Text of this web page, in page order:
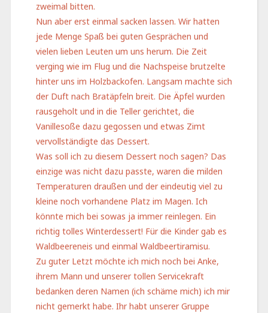
zweimal bitten.
Nun aber erst einmal sacken lassen. Wir hatten
jede Menge Spaß bei guten Gesprächen und
vielen lieben Leuten um uns herum. Die Zeit
verging wie im Flug und die Nachspeise brutzelte
hinter uns im Holzbackofen. Langsam machte sich
der Duft nach Bratäpfeln breit. Die Äpfel wurden
rausgeholt und in die Teller gerichtet, die
Vanillesoße dazu gegossen und etwas Zimt
vervollständigte das Dessert.
Was soll ich zu diesem Dessert noch sagen? Das
einzige was nicht dazu passte, waren die milden
Temperaturen draußen und der eindeutig viel zu
kleine noch vorhandene Platz im Magen. Ich
könnte mich bei sowas ja immer reinlegen. Ein
richtig tolles Winterdessert! Für die Kinder gab es
Waldbeereneis und einmal Waldbeertiramisu.
Zu guter Letzt möchte ich mich noch bei Anke,
ihrem Mann und unserer tollen Servicekraft
bedanken deren Namen (ich schäme mich) ich mir
nicht gemerkt habe. Ihr habt unserer Gruppe